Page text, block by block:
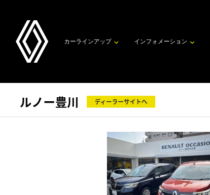
カーラインアップ インフォメーション
ルノー豊川 ディーラーサイトへ